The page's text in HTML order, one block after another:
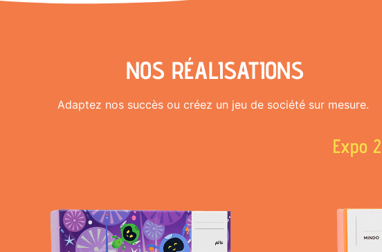
NOS RÉALISATIONS
Adaptez nos succès ou créez un jeu de société sur mesure.
Expo